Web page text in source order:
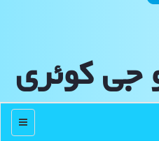
جی كوئری
منو